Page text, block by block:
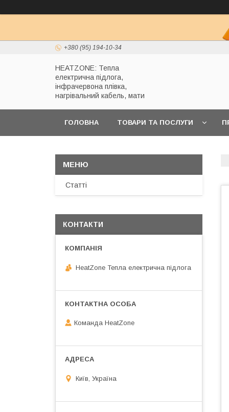
+380 (95) 194-10-34
HEATZONE: Тепла
електрична підлога,
інфрачервона плівка,
нагрівальний кабель, мати
ГОЛОВНА ТОВАРИ ТА ПОСЛУГИ
Статті
КОНТАКТИ
HeatZone Тепла електрична підлога
Команда HeatZone
Київ, Україна